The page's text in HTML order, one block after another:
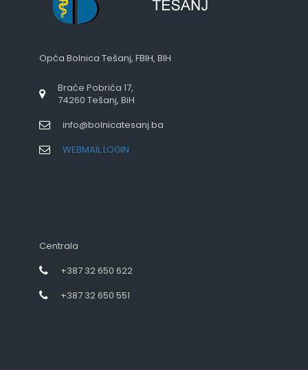
Opća Bolnica Tešanj, FBIH, BIH
Braće Pobrića 17,
74260 Tešanj, BiH
info@bolnicatesanj.ba
WEBMAIL LOGIN
Centrala
+387 32 650 622
+387 32 650 551